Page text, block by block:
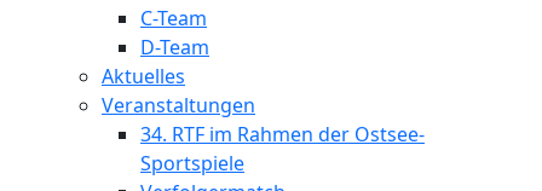
C-Team
D-Team
Aktuelles
Veranstaltungen
34. RTF im Rahmen der Ostsee-
Sportspiele